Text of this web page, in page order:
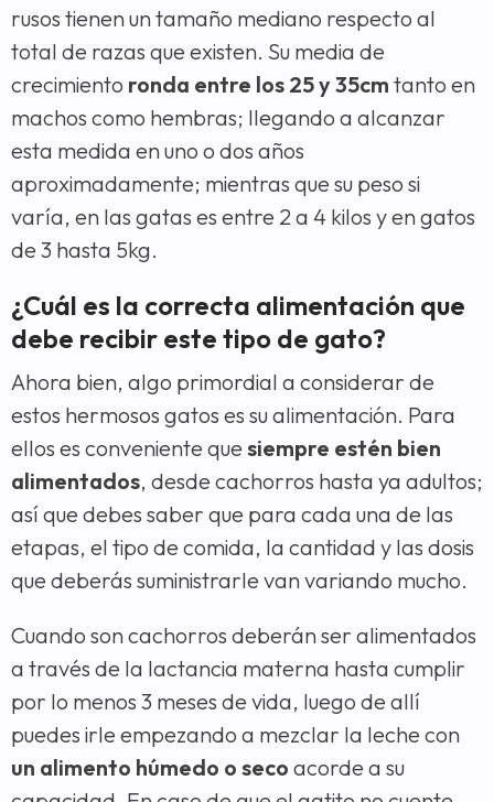
rusos tienen un tamaño mediano respecto al
total de razas que existen. Su media de
crecimiento ronda entre los 25 y 35cm tanto en
machos como hembras; llegando a alcanzar
esta medida en uno o dos años
aproximadamente; mientras que su peso si
varía, en las gatas es entre 2 a 4 kilos y en gatos
de 3 hasta 5kg.
¿Cuál es la correcta alimentación que
debe recibir este tipo de gato?
Ahora bien, algo primordial a considerar de
estos hermosos gatos es su alimentación. Para
ellos es conveniente que siempre estén bien
alimentados, desde cachorros hasta ya adultos;
así que debes saber que para cada una de las
etapas, el tipo de comida, la cantidad y las dosis
que deberás suministrarle van variando mucho.
Cuando son cachorros deberán ser alimentados
a través de la lactancia materna hasta cumplir
por lo menos 3 meses de vida, luego de allí
puedes irle empezando a mezclar la leche con
un alimento húmedo o seco acorde a su